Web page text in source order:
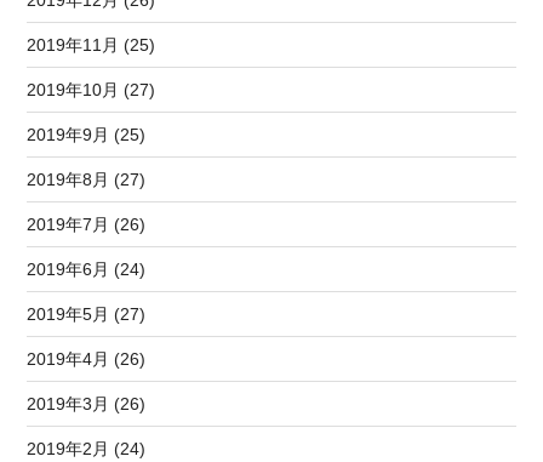
2019年11月 (25)
2019年10月 (27)
2019年9月 (25)
2019年8月 (27)
2019年7月 (26)
2019年6月 (24)
2019年5月 (27)
2019年4月 (26)
2019年3月 (26)
2019年2月 (24)